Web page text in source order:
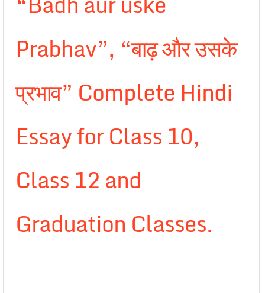
Prabhav”, “बाढ़ और उसके
प्रभाव” Complete Hindi
Essay for Class 10,
Class 12 and
Graduation Classes.